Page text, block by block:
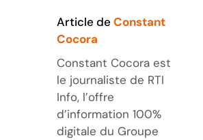
Article de Constant
Cocora
Constant Cocora est
le journaliste de RTI
Info, l’offre
d’information 100%
digitale du Groupe